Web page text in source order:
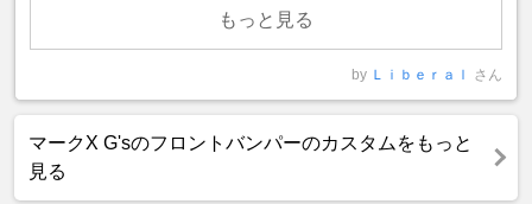
もっと見る
by Ｌｉｂｅｒａｌ さん
マークX G'sのフロントバンパーのカスタムをもっと
見る